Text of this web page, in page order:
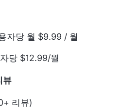
자당 월 $9.99 / 월
당 $12.99/월
뷰
리뷰)